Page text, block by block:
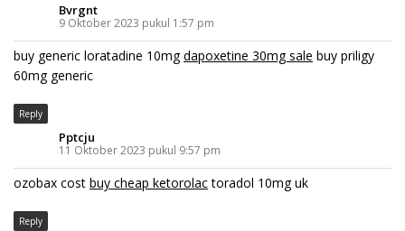
Bvrgnt
9 Oktober 2023 pukul 1:57 pm
buy generic loratadine 10mgdapoxetine 30mg sale buy priligy
60mg generic
Reply
Pptcju
11 Oktober 2023 pukul 9:57 pm
ozobax cost buy cheap ketorolactoradol 10mg uk
Reply